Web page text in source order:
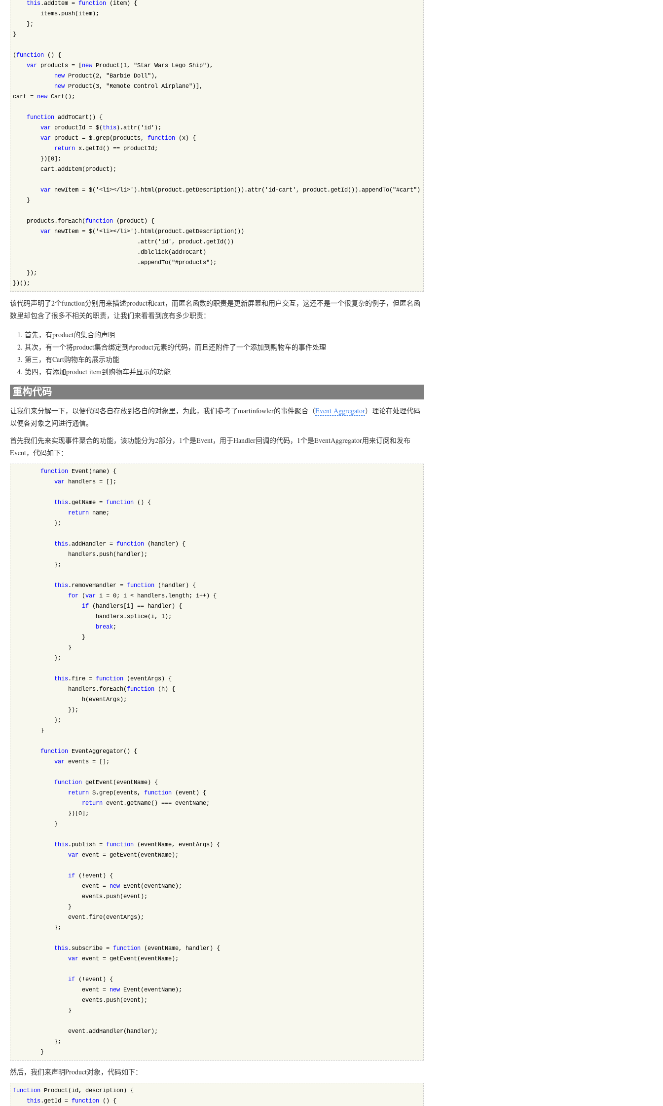
this.addItem = function (item) {
        items.push(item);
    };
}
(function () {
var products = [ new Product(1, "Star Wars Lego Ship"),
new Product(2, "Barbie Doll"),
new Product(3, "Remote Control Airplane")],
cart = new Cart();
function addToCart() {
var productId = $( this ).attr('id');
var product = $.grep(products, function (x) {
return x.getId() == productId;
        })[0];
        cart.addItem(product);
var newItem = $('<li></li>').html(product.getDescription()).attr('id-cart', product.getId()).appendTo("#cart");
    }
    products.forEach(
function (product) {
var newItem = $('<li></li>').html(product.getDescription())
                                    .attr('id', product.getId())
                                    .dblclick(addToCart)
                                    .appendTo("#products");
    });
})();
该代码声明了2个function分别用来描述product和cart，而匿名函数的职责是更新屏幕和用户交互，这还不是一个很复杂的例子，但匿名函
数里却包含了很多不相关的职责，让我们来看看到底有多少职责：
首先，有product的集合的声明
其次，有一个将product集合绑定到#product元素的代码，而且还附件了一个添加到购物车的事件处理
第三，有Cart购物车的展示功能
第四，有添加product item到购物车并显示的功能
重构代码
让我们来分解一下，以便代码各自存放到各自的对象里，为此，我们参考了martinfowler的事件聚合（Event Aggregator）理论在处理代码
以便各对象之间进行通信。
首先我们先来实现事件聚合的功能，该功能分为2部分，1个是Event，用于Handler回调的代码，1个是EventAggregator用来订阅和发布
Event，代码如下：
function Event(name) {
var handlers = [];
this.getName = function () {
return name;
            };
this.addHandler = function (handler) {
                handlers.push(handler);
            };
this.removeHandler = function (handler) {
for (var i = 0; i < handlers.length; i++) {
if (handlers[i] == handler) {
                        handlers.splice(i, 1);
break;
                    }
                }
            };
this.fire = function (eventArgs) {
                handlers.forEach(
function (h) {
                    h(eventArgs);
                });
            };
        }
function EventAggregator() {
var events = [];
function getEvent(eventName) {
return $.grep(events, function (event) {
return event.getName() === eventName;
                })[0];
            }
this.publish = function (eventName, eventArgs) {
var event = getEvent(eventName);
if (!event) {
                    event =
new Event(eventName);
                    events.push(event);
                }
                event.fire(eventArgs);
            };
this.subscribe = function (eventName, handler) {
var event = getEvent(eventName);
if (!event) {
                    event =
new Event(eventName);
                    events.push(event);
                }
                event.addHandler(handler);
            };
        }
然后，我们来声明Product对象，代码如下：
function Product(id, description) {
this.getId = function () {